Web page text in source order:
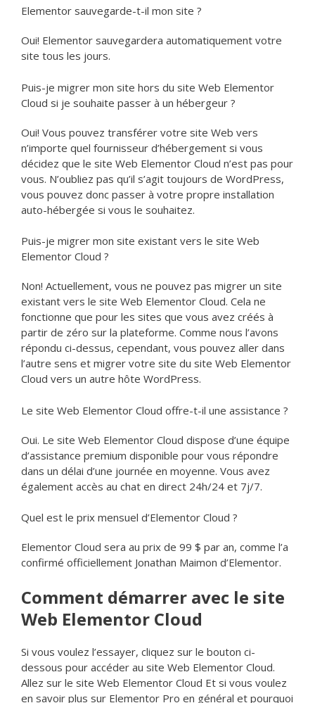
Elementor sauvegarde-t-il mon site ?
Oui! Elementor sauvegardera automatiquement votre
site tous les jours.
Puis-je migrer mon site hors du site Web Elementor
Cloud si je souhaite passer à un hébergeur ?
Oui! Vous pouvez transférer votre site Web vers
n’importe quel fournisseur d’hébergement si vous
décidez que le site Web Elementor Cloud n’est pas pour
vous. N’oubliez pas qu’il s’agit toujours de WordPress,
vous pouvez donc passer à votre propre installation
auto-hébergée si vous le souhaitez.
Puis-je migrer mon site existant vers le site Web
Elementor Cloud ?
Non! Actuellement, vous ne pouvez pas migrer un site
existant vers le site Web Elementor Cloud. Cela ne
fonctionne que pour les sites que vous avez créés à
partir de zéro sur la plateforme. Comme nous l’avons
répondu ci-dessus, cependant, vous pouvez aller dans
l’autre sens et migrer votre site du site Web Elementor
Cloud vers un autre hôte WordPress.
Le site Web Elementor Cloud offre-t-il une assistance ?
Oui. Le site Web Elementor Cloud dispose d’une équipe
d’assistance premium disponible pour vous répondre
dans un délai d’une journée en moyenne. Vous avez
également accès au chat en direct 24h/24 et 7j/7.
Quel est le prix mensuel d’Elementor Cloud ?
Elementor Cloud sera au prix de 99 $ par an, comme l’a
confirmé officiellement Jonathan Maimon d’Elementor.
Comment démarrer avec le site
Web Elementor Cloud
Si vous voulez l’essayer, cliquez sur le bouton ci-
dessous pour accéder au site Web Elementor Cloud.
Allez sur le site Web Elementor Cloud Et si vous voulez
en savoir plus sur Elementor Pro en général et pourquoi